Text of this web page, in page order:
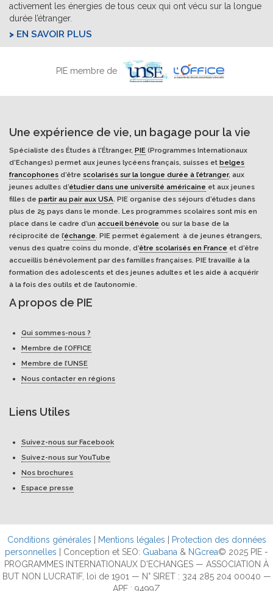
activement les énergies de tous ceux qui ont vécu sur la longue
durée l’étranger.
EN SAVOIR PLUS
PIE membre de
Une expérience de vie, un bagage pour la vie
Spécialiste des Études à l'Étranger, PIE (Programmes Internationaux
d’Echanges) permet aux jeunes lycéens français, suisses et belges
francophones d’être scolarisés sur la longue durée à l’étranger, aux
jeunes adultes d’étudier dans une université américaine et aux jeunes
filles de partir au pair aux USA. PIE organise des séjours d’études dans
plus de 25 pays dans le monde. Les programmes scolaires sont mis en
place dans le cadre d’un accueil bénévole ou sur la base de la
réciprocité de l’échange. PIE permet également à de jeunes étrangers,
venus des quatre coins du monde, d’être scolarisés en France et d’être
accueillis bénévolement par des familles françaises. PIE travaille à la
formation des adolescents et des jeunes adultes et les aide à acquérir
à la fois des outils et de l’autonomie.
A propos de PIE
Qui sommes-nous ?
Membre de l’OFFICE
Membre de l’UNSE
Nous contacter en régions
Liens Utiles
Suivez-nous sur Facebook
Suivez-nous sur YouTube
Nos brochures
Espace presse
Conditions générales Mentions légales
Protection des données
personnelles | Conception et SEO: Guabana & NGcrea© 2025 PIE -
PROGRAMMES INTERNATIONAUX D'ECHANGES — ASSOCIATION À
BUT NON LUCRATIF, loi de 1901 — N° SIRET : 324 285 204 00040 —
APE : 9499Z